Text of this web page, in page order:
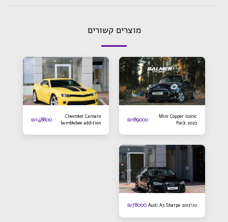
מוצרים קשורים
Mini Copper Iconic
Pack 2023
₪189000
Chevrolet Camaro
bumblebee addition
₪148800
Audi A3 Sharpe 2015\10
₪78000